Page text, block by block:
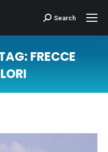
Cerca:Search
FRECCE